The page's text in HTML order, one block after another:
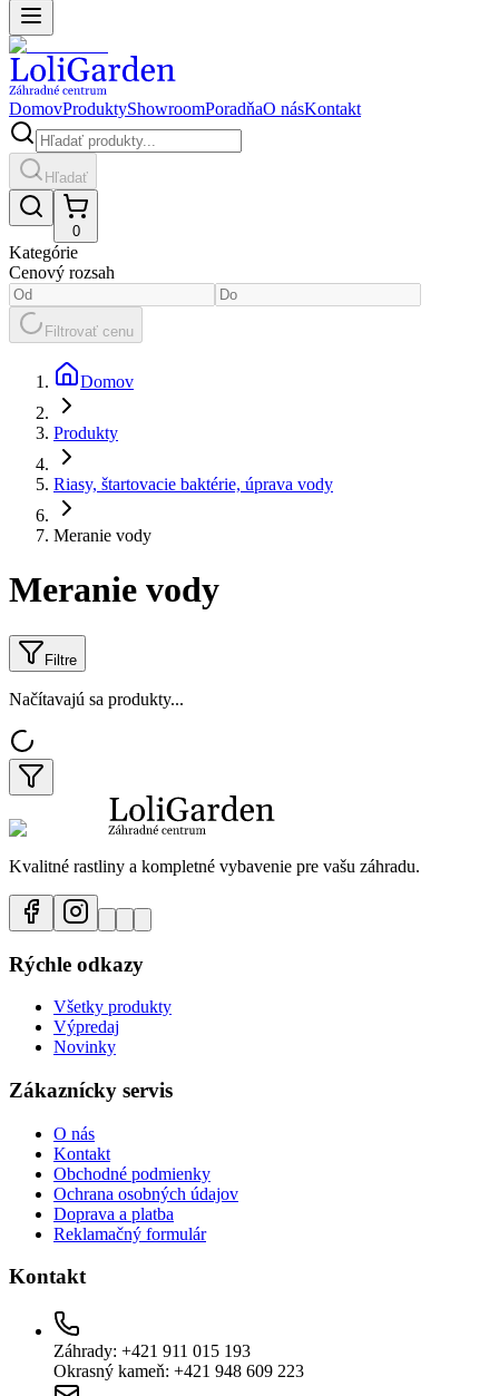
DomovProduktyShowroomPoradňaO násKontakt
Hľadať
0
Kategórie
Cenový rozsah
Filtrovať cenu
Domov
Produkty
Riasy, štartovacie baktérie, úprava vody
Meranie vody
Meranie vody
Filtre
Načítavajú sa produkty...
Kvalitné rastliny a kompletné vybavenie pre vašu záhradu.
Rýchle odkazy
Všetky produkty
Výpredaj
Novinky
Zákaznícky servis
O nás
Kontakt
Obchodné podmienky
Ochrana osobných údajov
Doprava a platba
Reklamačný formulár
Kontakt
Záhrady: +421 911 015 193
Okrasný kameň: +421 948 609 223